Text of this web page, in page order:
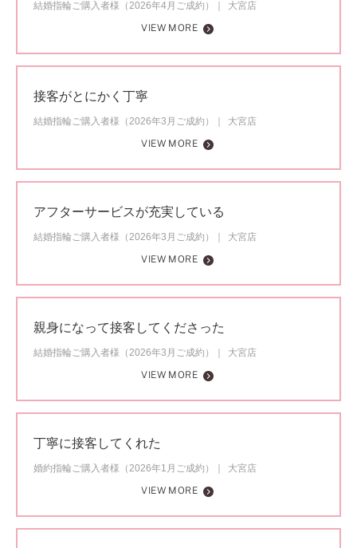
結婚指輪ご購入者様（2026年4月ご成約）
大宮店
VIEW MORE
接客がとにかく丁寧
結婚指輪ご購入者様（2026年3月ご成約）
大宮店
VIEW MORE
アフターサービスが充実している
結婚指輪ご購入者様（2026年3月ご成約）
大宮店
VIEW MORE
親身になって接客してくださった
結婚指輪ご購入者様（2026年3月ご成約）
大宮店
VIEW MORE
丁寧に接客してくれた
婚約指輪ご購入者様（2026年1月ご成約）
大宮店
VIEW MORE